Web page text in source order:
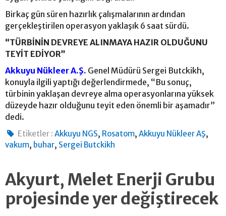
Birkaç gün süren hazırlık çalışmalarının ardından
gerçekleştirilen operasyon yaklaşık 6 saat sürdü.
“TÜRBİNİN DEVREYE ALINMAYA HAZIR OLDUĞUNU
TEYİT EDİYOR”
Akkuyu Nükleer A.Ş. Genel Müdürü Sergei Butckikh,
konuyla ilgili yaptığı değerlendirmede, “Bu sonuç,
türbinin yaklaşan devreye alma operasyonlarına yüksek
düzeyde hazır olduğunu teyit eden önemli bir aşamadır”
dedi.
Etiketler : Akkuyu NGS, Rosatom,Akkuyu Nükleer AŞ,
vakum, buhar, Sergei Butckikh
Akyurt, Melet Enerji Grubu
projesinde yer değiştirecek